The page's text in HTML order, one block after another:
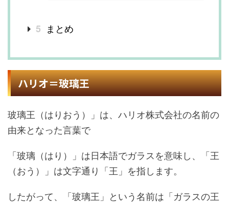
5 まとめ
ハリオ＝玻璃王
玻璃王（はりおう）」は、ハリオ株式会社の名前の
由来となった言葉で
「玻璃（はり）」は日本語でガラスを意味し、「王
（おう）」は文字通り「王」を指します。
したがって、「玻璃王」という名前は「ガラスの王